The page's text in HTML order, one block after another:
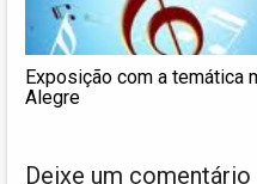
Exposição com a temática
Alegre
Deixe um comentário